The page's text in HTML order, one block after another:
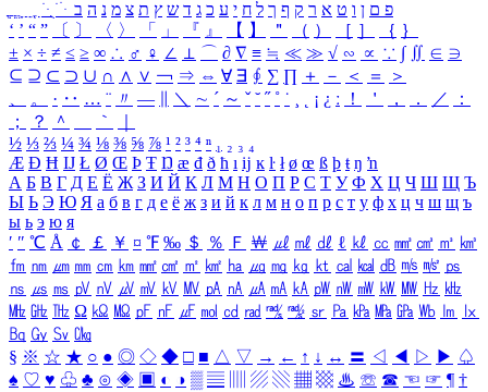
ִֶֹ ֻּ ׁׂ פ ם ן ו ט א ר ק ף ך ל ח י ע כ ג ד ש ץ ת צ מ נ ה ב
‘ ’ “ ” 〔 〕 〈 〉 「 」 『 』 【 】 ＂ （ ） ［ ］ ｛ ｝
± × ÷ ≠ ≤ ≥ ∞ ∴ ♂ ♀ ∠ ⊥ ⌒ ∂ ∇ ≡ ≒ ≪ ≫ √ ∽ ∝ ∵ ∫ ∬ ∈ ∋
⊆ ⊇ ⊂ ⊃ ∪ ∩ ∧ ∨ ￢ ⇒ ⇔ ∀ ∃ ∮ ∑ ∏ ＋ － ＜ ＝
＞
、
。 · ‥ … ¨ 〃 ― ＼ ∼ ´ ～ ˇ ˘ ˝ ˚ ˙ ¸ ¡ ¿ ː ！ ＇ ， ． ／
：
；
？ ＾ ｀
½ ⅓ ⅔ ¼ ¾ ⅛ ⅜ ⅝ ⅞ ¹ ² ³ ⁴ ⁿ ₁ ₂ ₃ ₄
Æ Ð Ħ Ĳ Ł Ø Œ Þ Ŧ Ŋ æ đ ð ħ ı ĳ ĸ ŀ ł ø œ ß þ ŧ ŋ ŉ
А Б В Г Д Е Ё Ж З И Й К Л М Н О П Р С Т У Ф Х Ц Ч Ш Щ Ъ
Ы Ь Э Ю Я а б в г д е ё ж з и й к л м н о п р с т у ф х ц ч ш щ ъ
ы ь э ю я
′ ″ ℃ Å ￠ ￡ ￥ ¤ ℉ ‰ ＄ ％ Ｆ ￦ ㎕ ㎖ ㎗ ℓ ㎘ ㏄ ㎣ ㎤ ㎥ ㎦
㎙ ㎚ ㎛ ㎜ ㎝ ㎞ ㎟ ㎠ ㎡ ㎢ ㏊ ㎍ ㎎ ㎏ ㏏ ㎈ ㎉ ㏈ ㎧ ㎨ ㎰
㎱ ㎲ ㎳ ㎴ ㎵ ㎶ ㎷ ㎸ ㎹ ㎀ ㎁ ㎂ ㎃ ㎄ ㎺ ㎻ ㎽ ㎾ ㎿ ㎐ ㎑
㎒ ㎓ ㎔ Ω ㏀ ㏁ ㎊ ㎋ ㎌ ㏖ ㏅ ㎭ ㎮ ㎯ ㏛ ㎩ ㎪ ㎫ ㎬ ㏝ ㏐
㏓
㏃ ㏉ ㏜ ㏆
§ ※ ☆ ★ ○ ● ◎ ◇ ◆ □ ■ △ ▽ → ← ↑ ↓ ↔ 〓 ◁ ◀ ▷ ▶ ♤
♠ ♡ ♥ ♧ ♣ ⊙ ◈ ▣ ◐ ◑ ▒ ▤ ▨ ▧ ▦ ▩ ♨ ☏ ☎ ☜ ☞ ¶ †